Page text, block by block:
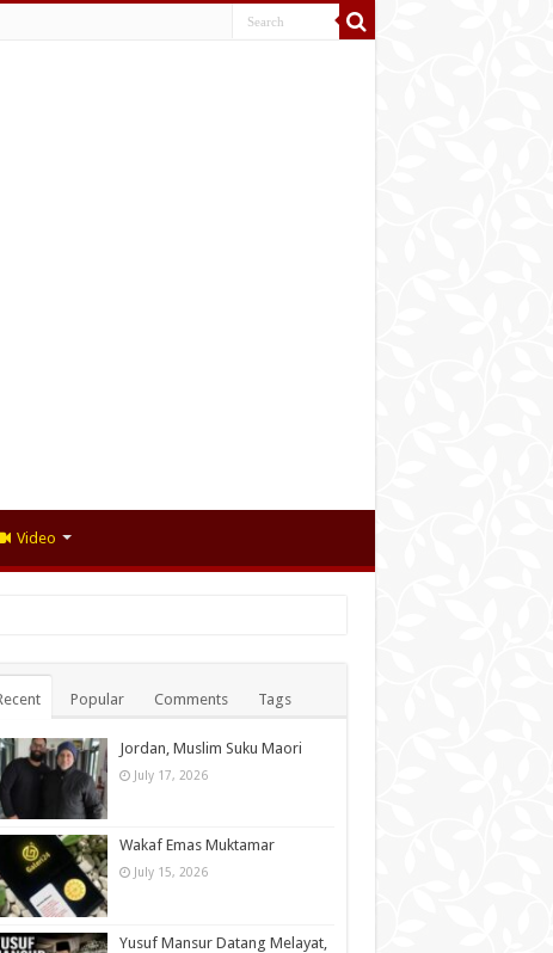
Video
Popular Comments Tags
Jordan, Muslim Suku Maori
July 17, 2026
Wakaf Emas Muktamar
July 15, 2026
Yusuf Mansur Datang Melayat,